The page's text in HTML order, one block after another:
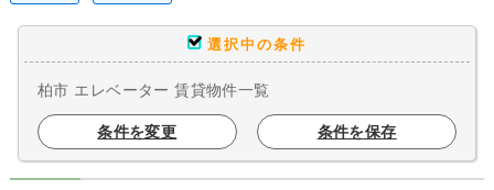
選択中の条件
柏市 エレベーター 賃貸物件一覧
条件を変更 条件を保存